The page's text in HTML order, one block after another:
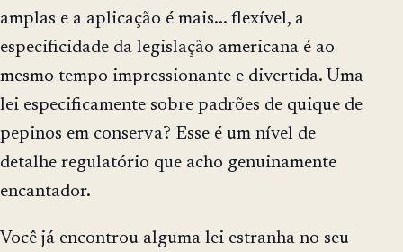
amplas e a aplicação é mais... flexível, a
especificidade da legislação americana é ao
mesmo tempo impressionante e divertida. Uma
lei especificamente sobre padrões de quique de
pepinos em conserva? Esse é um nível de
detalhe regulatório que acho genuinamente
encantador.
Você já encontrou alguma lei estranha no seu